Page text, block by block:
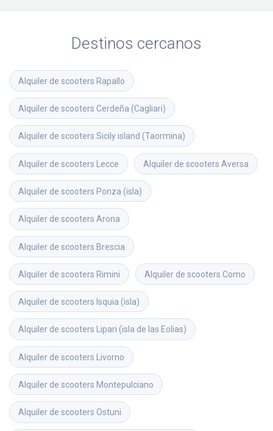
Destinos cercanos
Alquiler de scooters Rapallo
Alquiler de scooters Cerdeña (Cagliari)
Alquiler de scooters Sicily island (Taormina)
Alquiler de scooters Lecce Alquiler de scooters Aversa
Alquiler de scooters Ponza (isla)
Alquiler de scooters Arona
Alquiler de scooters Brescia
Alquiler de scooters Rimini Alquiler de scooters Como
Alquiler de scooters Isquia (isla)
Alquiler de scooters Lipari (isla de las Eolias)
Alquiler de scooters Livorno
Alquiler de scooters Montepulciano
Alquiler de scooters Ostuni